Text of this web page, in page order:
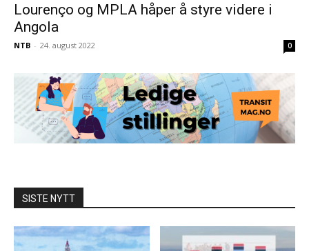
Lourenço og MPLA håper å styre videre i
Angola
NTB - 24. august 2022 0
SISTE NYTT